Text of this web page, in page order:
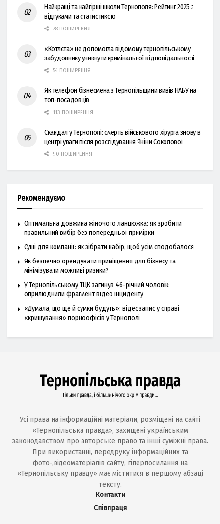
Найкращі та найгірші школи Тернополя: Рейтинг 2025 з
відгуками та статистикою
78 ПОШИРЕННЯ
«Котлєта» не допомогла відомому тернопільському
забудовнику уникнути кримінальної відповідальності
54 ПОШИРЕННЯ
Як телефон бізнесмена з Тернопільщини вивів НАБУ на
топ-посадовців
113 ПОШИРЕННЯ
Скандал у Тернополі: смерть військового хірурга знову в
центрі уваги після розслідування Яніни Соколової
90 ПОШИРЕННЯ
Рекомендуємо
Оптимальна довжина жіночого ланцюжка: як зробити
правильний вибір без попередньої примірки
Суші для компанії: як зібрати набір, щоб усім сподобалося
Як безпечно орендувати приміщення для бізнесу та
мінімізувати можливі ризики?
У Тернопільському ТЦК загинув 46-річний чоловік:
оприлюднили фрагмент відео інциденту
«Думала, що ще й сумки будуть»: відеозапис у справі
«кришування» порноофісів у Тернополі
Усі права на інформаційні матеріали, розміщені на сайті
«Тернопільська правда», захищені українським
законодавством про авторське право та інші суміжні права.
При використанні, передруку інформаційних та
фото-,відеоматеріалів сайту, гіперпосилання на
«Тернопільську правду» має міститися в першому абзаці
тексту.
Контакти
Співпраця